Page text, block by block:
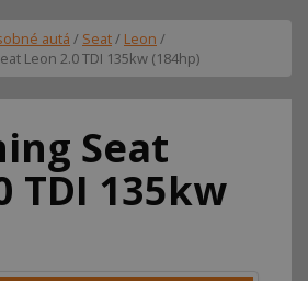
autá / Seat/ Leon /
Leon 2.0 TDI 135kw (184hp)
Seat
TDI 135kw